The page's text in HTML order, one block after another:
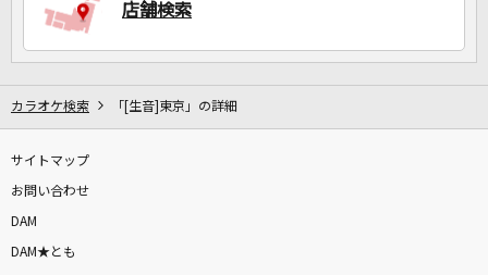
店舗検索
カラオケ検索 「[生音]東京」の詳細
サイトマップ
お問い合わせ
DAM
DAM★とも